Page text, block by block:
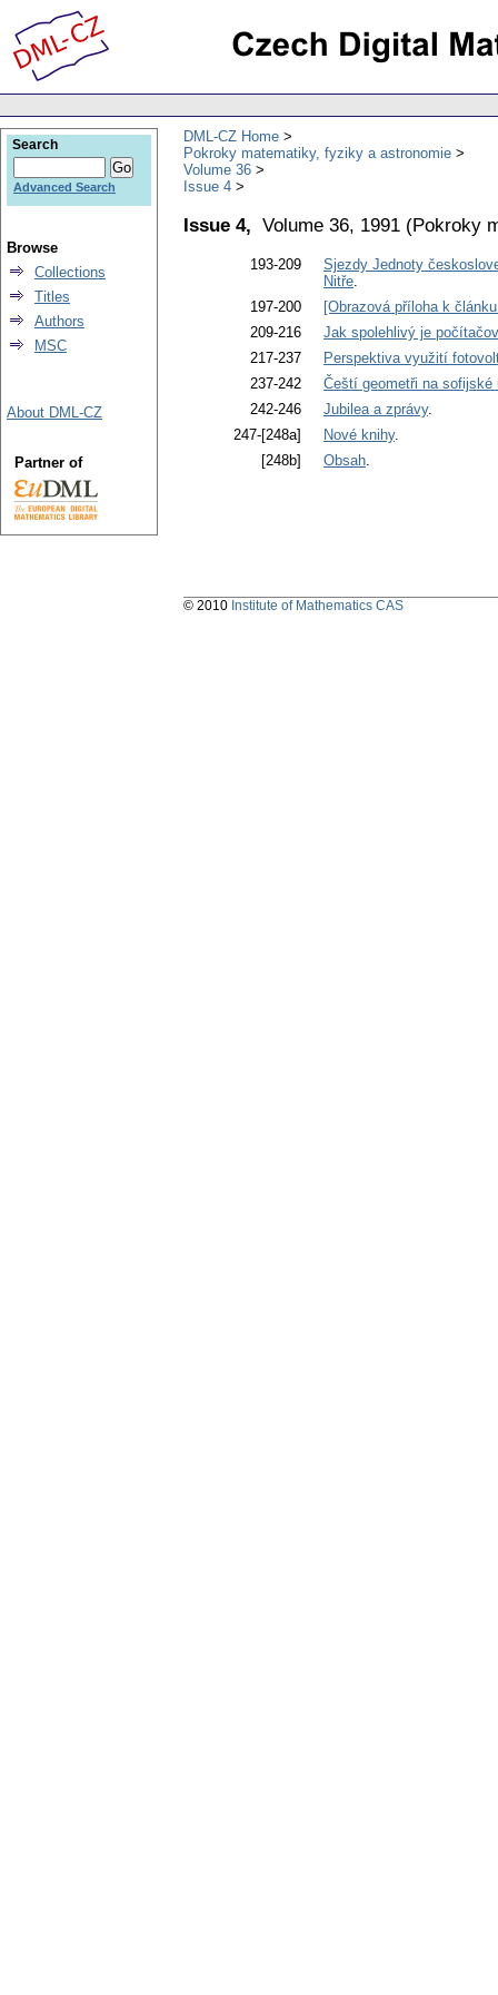
DML-CZ Home
Pokroky matematiky, fyziky a astronomie
Volume 36
Issue 4
Issue 4, Volume 36, 1991 (Pokroky
193-209
Sjezdy Jednoty
Nitře.
197-200
[Obrazová příloha k
209-216
Jak spolehlivý je
217-237
Perspektiva využití
237-242
Čeští geometři na sofijské
242-246
Jubilea a zprávy.
247-[248a]
Nové knihy.
[248b]
Obsah.
Search
Advanced Search
Browse
Collections
Titles
Authors
MSC
About DML-CZ
Partner of
© 2010 Institute of Mathematics CAS